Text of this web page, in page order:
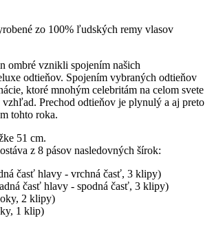
zo 100% ľudských remy vlasov
ombré vznikli spojením našich
odtieňov. Spojením vybraných odtieňov
ktoré mnohým celebritám na celom svete
vzhľad. Prechod odtieňov je plynulý a aj preto
tohto roka.
51 cm.
z 8 pásov nasledovných šírok:
časť hlavy - vrchná časť, 3 klipy)
časť hlavy - spodná časť, 3 klipy)
2 klipy)
1 klip)